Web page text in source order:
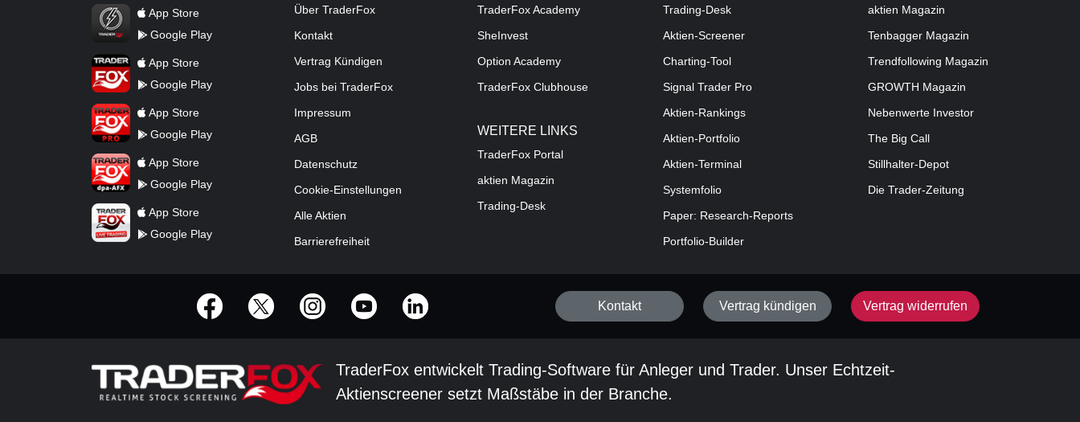
TraderFox Flash
App Store
Google Play
TraderFox AppApp Store
Google Play
TraderFox ProApp Store
Google Play
TraderFox dpa-AFX ProFeed
App Store
Google Play
TraderFox Live Trading
App Store
Google Play
Über TraderFox
Kontakt
Vertrag Kündigen
Jobs bei TraderFox
Impressum
AGB
Datenschutz
Cookie-Einstellungen
Alle Aktien
Barrierefreiheit
TraderFox Academy
SheInvest
Option Academy
TraderFox Clubhouse
WEITERE LINKS
TraderFox Portal
aktien Magazin
Trading-Desk
Trading-Desk
Aktien-Screener
Charting-Tool
Signal Trader Pro
Aktien-Rankings
Aktien-Portfolio
Aktien-Terminal
Systemfolio
Paper: Research-Reports
Portfolio-Builder
aktien Magazin
Tenbagger Magazin
Trendfollowing Magazin
GROWTH Magazin
Nebenwerte Investor
The Big Call
Stillhalter-Depot
Die Trader-Zeitung
offizielle Social Media-Accounts
Kontakt Vertrag kündigen Vertrag widerrufen
TraderFox entwickelt Trading-Software für Anleger und Trader. Unser Echtzeit-
Aktienscreener setzt Maßstäbe in der Branche.